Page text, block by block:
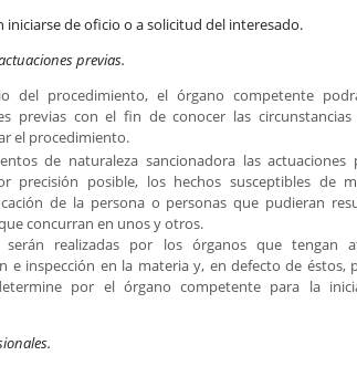
de oficio o a solicitud del interesado.
previas.
del procedimiento, el órgano competente
previas con el fin de conocer las
el procedimiento.
de naturaleza sancionadora las
precisión posible, los hechos susceptibles de
de la persona o personas que pudieran
concurran en unos y otros.
serán realizadas por los órganos que tengan
e inspección en la materia y, en defecto de éstos,
por el órgano competente para la